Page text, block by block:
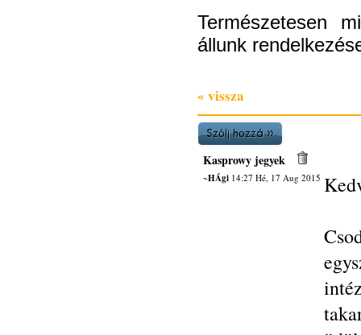
Természetesen
állunk
« vissza
Kasprowy jegyek
~HÁgi14:27 Hé, 17 Aug 2015